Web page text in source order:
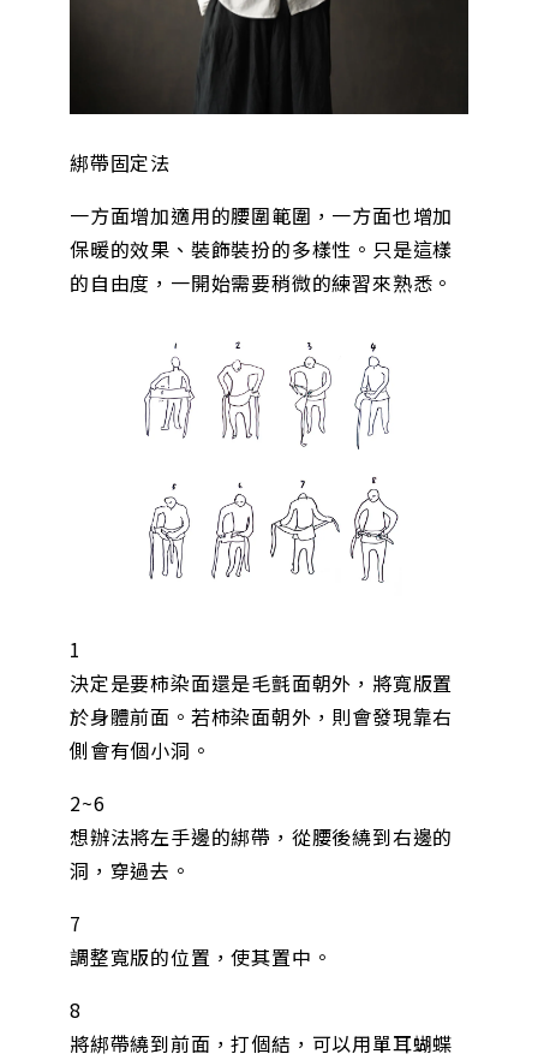
綁帶固定法
一方面增加適用的腰圍範圍，一方面也增加
保暖的效果、裝飾裝扮的多樣性。只是這樣
的自由度，一開始需要稍微的練習來熟悉。
1
決定是要柿染面還是毛氈面朝外，將寬版置
於身體前面。若柿染面朝外，則會發現靠右
側會有個小洞。
2~6
想辦法將左手邊的綁帶，從腰後繞到右邊的
洞，穿過去。
7
調整寬版的位置，使其置中。
8
將綁帶繞到前面，打個結，可以用單耳蝴蝶